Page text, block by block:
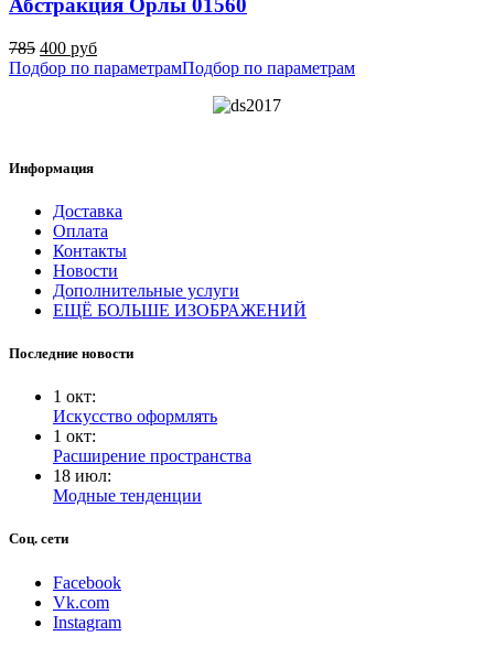
Абстракция Орлы 01560
785 400 руб
Подбор по параметрамПодбор по параметрам
Информация
Доставка
Оплата
Контакты
Новости
Дополнительные услуги
ЕЩЁ БОЛЬШЕ ИЗОБРАЖЕНИЙ
Последние новости
1 окт:
Искусство оформлять
1 окт:
Расширение пространства
18 июл:
Модные тенденции
Соц. сети
Facebook
Vk.com
Instagram